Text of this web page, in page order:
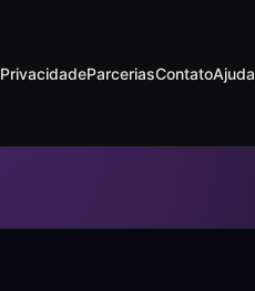
PrivacidadeParceriasContatoAjuda